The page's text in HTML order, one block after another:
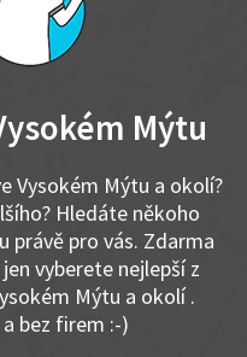
Mýtu
Vysokém Mýtu a okolí?
Hledáte někoho
právě pro vás. Zdarma
vyberete nejlepší z
Mýtu a okolí .
bez firem :-)